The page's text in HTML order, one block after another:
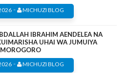
- MICHUZI BLOG
IBRAHIM AENDELEA NA
UHAI WA JUMUIYA
- MICHUZI BLOG